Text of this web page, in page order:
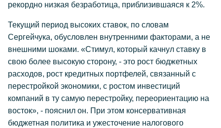
рекордно низкая безработица, приблизившаяся к 2%.
Текущий период высоких ставок, по словам
Сергейчука, обусловлен внутренними факторами, а не
внешними шоками. «Стимул, который качнул ставку в
свою более высокую сторону, - это рост бюджетных
расходов, рост кредитных портфелей, связанный с
перестройкой экономики, с ростом инвестиций
компаний в ту самую перестройку, переориентацию на
восток», - пояснил он. При этом консервативная
бюджетная политика и ужесточение налогового